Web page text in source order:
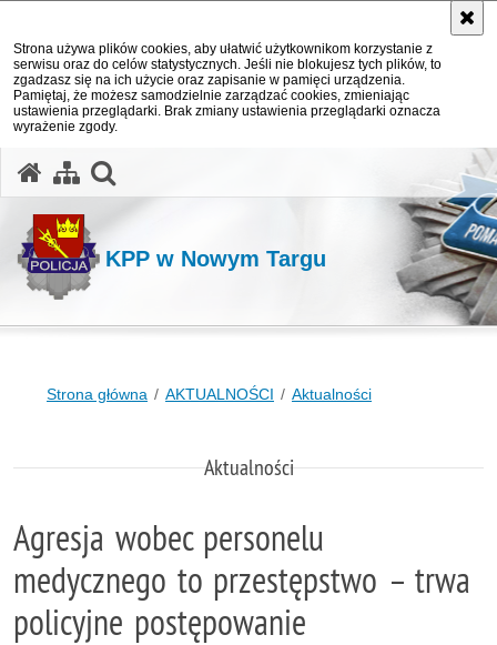
Strona używa plików cookies, aby ułatwić użytkownikom korzystanie z
serwisu oraz do celów statystycznych. Jeśli nie blokujesz tych plików, to
zgadzasz się na ich użycie oraz zapisanie w pamięci urządzenia.
Pamiętaj, że możesz samodzielnie zarządzać cookies, zmieniając
ustawienia przeglądarki. Brak zmiany ustawienia przeglądarki oznacza
wyrażenie zgody.
KPP w Nowym Targu
Strona główna AKTUALNOŚCI Aktualności
Aktualności
Agresja wobec personelu
medycznego to przestępstwo – trwa
policyjne postępowanie